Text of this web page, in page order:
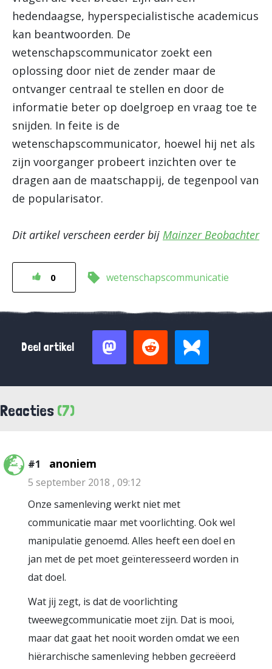
hedendaagse, hyperspecialistische academicus
kan beantwoorden. De
wetenschapscommunicator zoekt een
oplossing door niet de zender maar de
ontvanger centraal te stellen en door de
informatie beter op doelgroep en vraag toe te
snijden. In feite is de
wetenschapscommunicator, hoewel hij net als
zijn voorganger probeert inzichten over te
dragen aan de maatschappij, de tegenpool van
de popularisator.
Dit artikel verscheen eerder bij Mainzer Beobachter
0 wetenschapscommunicatie
Deel artikel
Reacties (7)
#1 anoniem
5 september 2018 , 09:12
Onze samenleving werkt niet met
communicatie maar met voorlichting. Ook wel
manipulatie genoemd. Alles heeft een doel en
jan met de pet moet geïnteresseerd worden in
dat doel.
Wat jij zegt, is dat de voorlichting
tweewegcommunicatie moet zijn. Dat is mooi,
maar dat gaat het nooit worden omdat we een
hiërarchische samenleving hebben gecreëerd